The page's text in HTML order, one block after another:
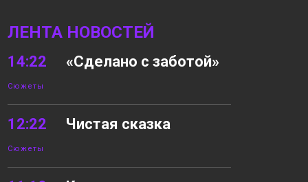
ЛЕНТА НОВОСТЕЙ
14:22
Сюжеты
«Сделано с заботой»
12:22
Сюжеты
Чистая сказка